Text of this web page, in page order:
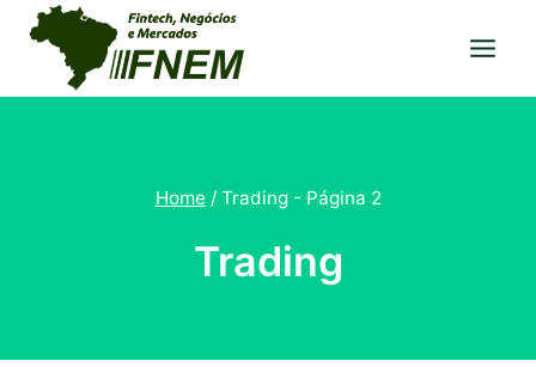
Pular
para
Home / Trading- Página 2
Trading